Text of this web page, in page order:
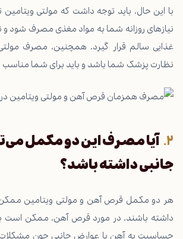
با این حال، باید توجه داشت که مولتی ویتامین
نیازهای روزانه شما به مواد مغذی مصرف شود و
غذایی سالم قرار گیرد. همچنین، مصرف
نظارت پزشک شما باشد و باید برای شما مناسب
آیا مصرف این دو مکمل
جانبی داشته باشد؟
هر دو مکمل قرص آهن و مولتی ویتامین
داشته باشند. در مورد قرص آهن، ممکن است
حساسیت به آهن با عوارض جانبی چون مشکلات